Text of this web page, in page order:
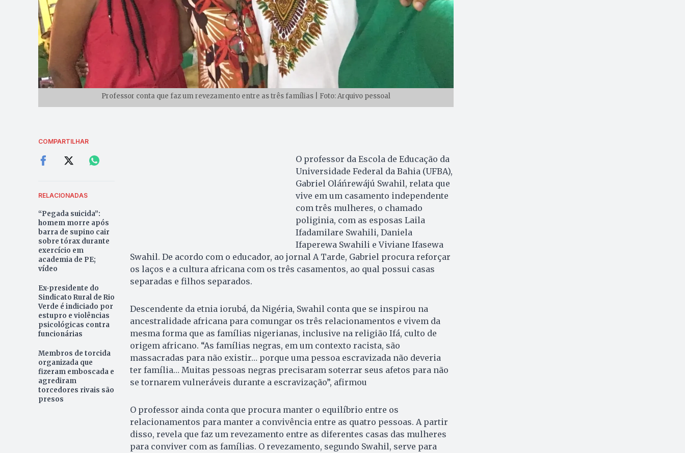
Professor conta que faz um revezamento entre as três famílias | Foto: Arquivo pessoal
COMPARTILHAR
RELACIONADAS
“Pegada suicida”:
homem morre após
barra de supino cair
sobre tórax durante
exercício em
academia de PE;
vídeo
Ex-presidente do
Sindicato Rural de Rio
Verde é indiciado por
estupro e violências
psicológicas contra
funcionárias
Membros de torcida
organizada que
fizeram emboscada e
agrediram
torcedores rivais são
presos
O professor da Escola de Educação da
Universidade Federal da Bahia (UFBA),
Gabriel Oláńrewájú Swahil, relata que
vive em um casamento independente
com três mulheres, o chamado
poliginia, com as esposas Laila
Ifadamilare Swahili, Daniela
Ifaperewa Swahili e Viviane Ifasewa
Swahil. De acordo com o educador, ao jornal A Tarde, Gabriel procura reforçar
os laços e a cultura africana com os três casamentos, ao qual possui casas
separadas e filhos separados.
Descendente da etnia iorubá, da Nigéria, Swahil conta que se inspirou na
ancestralidade africana para comungar os três relacionamentos e vivem da
mesma forma que as famílias nigerianas, inclusive na religião Ifá, culto de
origem africano. “As famílias negras, em um contexto racista, são
massacradas para não existir… porque uma pessoa escravizada não deveria
ter família… Muitas pessoas negras precisaram soterrar seus afetos para não
se tornarem vulneráveis ​​​​​​durante a escravização”, afirmou
O professor ainda conta que procura manter o equilíbrio entre os
relacionamentos para manter a convivência entre as quatro pessoas. A partir
disso, revela que faz um revezamento entre as diferentes casas das mulheres
para conviver com as famílias. O revezamento, segundo Swahil, serve para